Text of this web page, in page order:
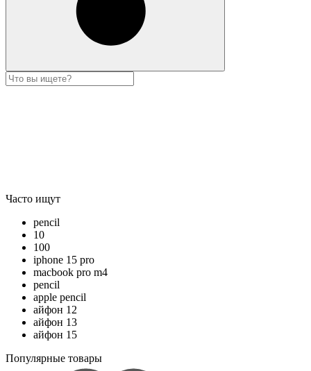
Часто ищут
pencil
10
100
iphone 15 pro
macbook pro m4
pencil
apple pencil
айфон 12
айфон 13
айфон 15
Популярные товары